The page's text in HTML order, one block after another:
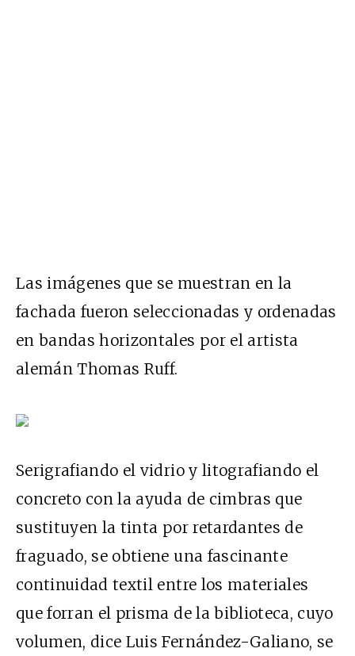
Las imágenes que se muestran en la
fachada fueron seleccionadas y ordenadas
en bandas horizontales por el artista
alemán Thomas Ruff.
Serigrafiando el vidrio y litografiando el
concreto con la ayuda de cimbras que
sustituyen la tinta por retardantes de
fraguado, se obtiene una fascinante
continuidad textil entre los materiales
que forran el prisma de la biblioteca, cuyo
volumen, dice Luis Fernández-Galiano, se